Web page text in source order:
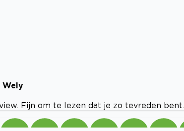
Wely
Fijn om te lezen dat je zo tevreden bent.